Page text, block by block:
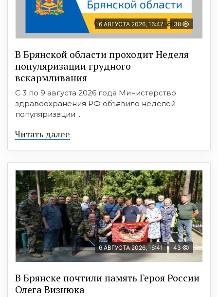
6 АВГУСТА 2026, 16:47 38
В Брянской области проходит Неделя
популяризации грудного
вскармливания
С 3 по 9 августа 2026 года Министерство
здравоохранения РФ объявило неделей
популяризации ...
Читать далее
6 АВГУСТА 2026, 16:41 43
В Брянске почтили память Героя России
Олега Визнюка